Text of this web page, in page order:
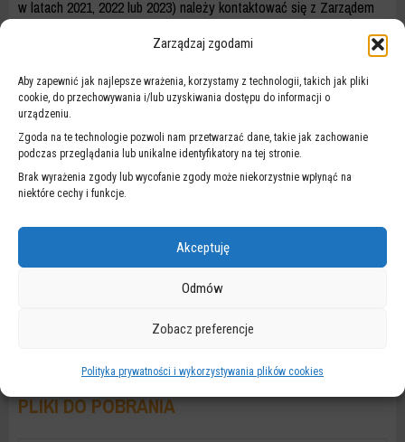
Zarządzaj zgodami
Aby zapewnić jak najlepsze wrażenia, korzystamy z technologii, takich jak pliki
cookie, do przechowywania i/lub uzyskiwania dostępu do informacji o
urządzeniu.
Zgoda na te technologie pozwoli nam przetwarzać dane, takie jak zachowanie
podczas przeglądania lub unikalne identyfikatory na tej stronie.
Brak wyrażenia zgody lub wycofanie zgody może niekorzystnie wpłynąć na
niektóre cechy i funkcje.
Akceptuję
Odmów
Zobacz preferencje
Polityka prywatności i wykorzystywania plików cookies
w latach 2021, 2022 lub 2023) należy kontaktować się z Zarządem
przesłaniu do ZDM w wypełnionego w całości i poprawnymi danymi
trzeba następnie przekazać do ZDM w jeden z następujących
sposobów:
osobiście – w kancelarii urzędu (czynna od poniedziałku do
piątku od 7:30 do 15:30)
listownie – nadając przesyłkę na adres Zarząd Dróg Miejskich, ul.
mailowo – wysyłając skan wypełnionego i podpisanego
kancelaria@zdm.waw.pl
poprzez ePUAP – adres skrzynki i link pozwalający na wysłanie
się w zakładce „Dane adresowe”
PLIKI DO POBRANIA